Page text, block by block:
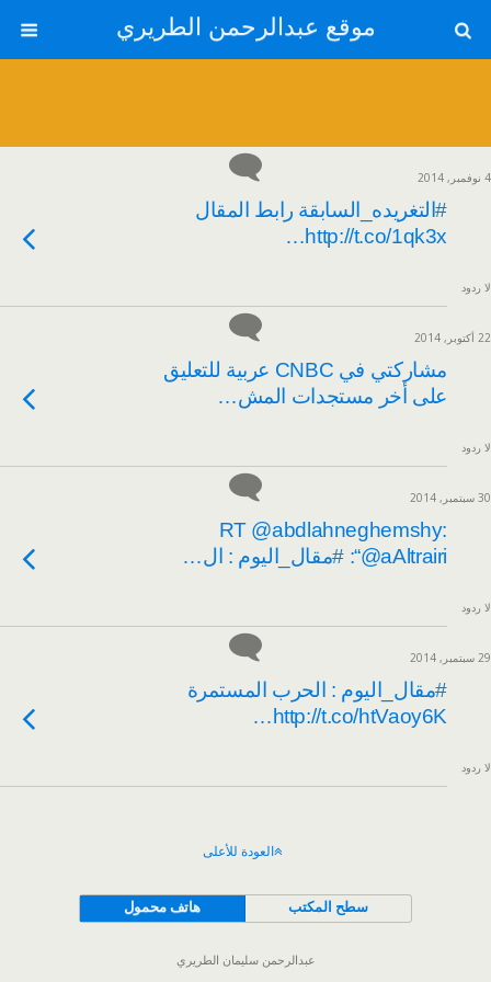
موقع عبدالرحمن الطريري
4 نوفمبر, 2014
#التغريده_السابقة رابط المقال
http://t.co/1qk3x…
لا ردود
22 أكتوبر, 2014
مشاركتي في CNBC عربية للتعليق
على أخر مستجدات المش…
لا ردود
30 سبتمبر, 2014
RT @abdlahneghemshy:
“@aAltrairi: #مقال_اليوم : ال…
لا ردود
29 سبتمبر, 2014
#مقال_اليوم : الحرب المستمرة
http://t.co/htVaoy6K…
لا ردود
العودة للأعلى
هاتف محمول سطح المكتب
عبدالرحمن سليمان الطريري